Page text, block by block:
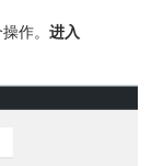
作。 进入